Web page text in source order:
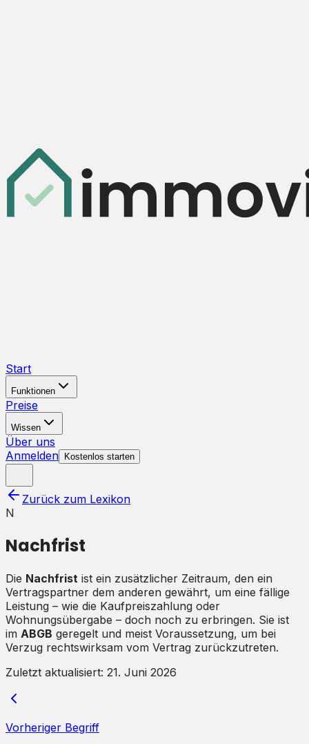
Start
Funktionen
Preise
Wissen
Über uns
Anmelden
Kostenlos starten
Zurück zum Lexikon
N
Nachfrist
Die Nachfrist ist ein zusätzlicher Zeitraum, den ein
Vertragspartner dem anderen gewährt, um eine fällige
Leistung – wie die Kaufpreiszahlung oder
Wohnungsübergabe – doch noch zu erbringen. Sie ist
im ABGB geregelt und meist Voraussetzung, um bei
Verzug rechtswirksam vom Vertrag zurückzutreten.
Zuletzt aktualisiert: 21. Juni 2026
Vorheriger Begriff